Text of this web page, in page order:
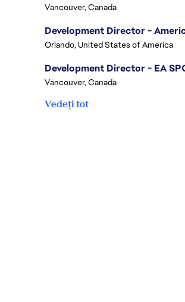
Vancouver, Canada
Orlando, United States of America
Vancouver, Canada
Vedeți tot